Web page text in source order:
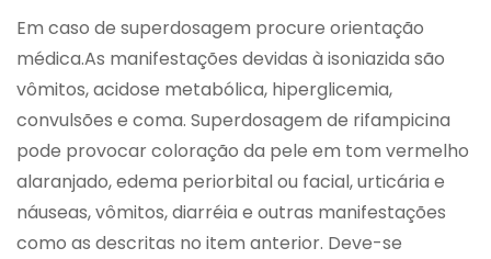
Em caso de superdosagem procure orientação
médica.As manifestações devidas à isoniazida são
vômitos, acidose metabólica, hiperglicemia,
convulsões e coma. Superdosagem de rifampicina
pode provocar coloração da pele em tom vermelho
alaranjado, edema periorbital ou facial, urticária e
náuseas, vômitos, diarréia e outras manifestações
como as descritas no item anterior. Deve-se